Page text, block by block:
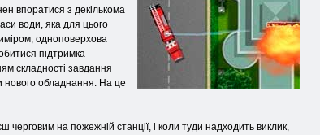
впоратися з декількома
води, яка для цього
одноповерхова
підтримка
складності завдання
нового обладнання. На це
черговим на пожежній станції, і коли туди надходить виклик,